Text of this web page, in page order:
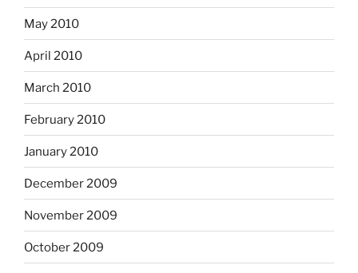
May 2010
April 2010
March 2010
February 2010
January 2010
December 2009
November 2009
October 2009